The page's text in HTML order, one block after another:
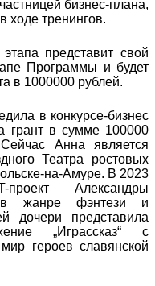
бизнес-плана,
ходе тренингов.
представит свой
Программы и будет
в 1000000 рублей.
в конкурсе-бизнес
грант в сумме 100000
Анна является
Театра ростовых
на-Амуре. В 2023
Александры
в жанре фэнтези и
дочери представила
„Играссказ“ с
героев славянской